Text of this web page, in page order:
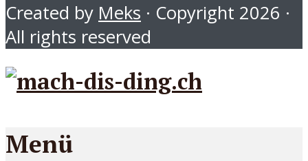
Created by Meks · Copyright 2026 ·
All rights reserved
Menü